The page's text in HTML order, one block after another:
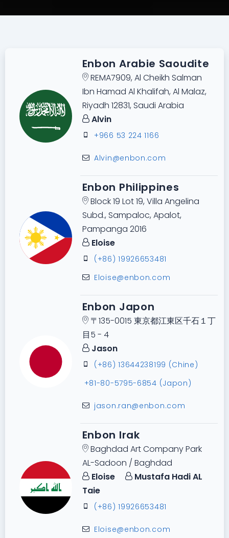
Enbon Arabie Saoudite
REMA7909, Al Cheikh Salman
Ibn Hamad Al Khalifah, Al Malaz,
Riyadh 12831, Saudi Arabia
Alvin
+966 53 224 1166
Alvin@enbon.com
Enbon Philippines
Block 19 Lot 19, Villa Angelina
Subd., Sampaloc, Apalot,
Pampanga 2016
Eloise
(+86) 19926653481
Eloise@enbon.com
Enbon Japon
〒135-0015 東京都江東区千石１丁
目5 - 4
Jason
(+86) 13644238199 (Chine)
+81-80-5795-6854 (Japon)
jason.ran@enbon.com
Enbon Irak
Baghdad Art Company Park
AL-Sadoon / Baghdad
Eloise
Mustafa Hadi AL
Taie
(+86) 19926653481
Eloise@enbon.com